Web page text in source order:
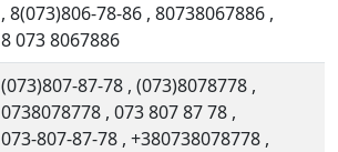
, 8(073)806-78-86 , 80738067886 ,
8 073 8067886
(073)807-87-78 , (073)8078778 ,
0738078778 , 073 807 87 78 ,
073-807-87-78 , +380738078778 ,